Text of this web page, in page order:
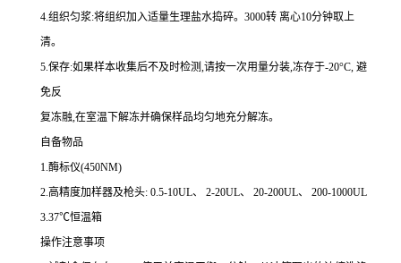
4.组织匀浆:将组织加入适量生理盐水捣碎。 3000转 离心10分钟取上
清。
5.保存:如果样本收集后不及时检测,请按一次用量分装,冻存于-20°C, 避
免反
复冻融,在室温下解冻并确保样品均匀地充分解冻。
自备物品
1.酶标仪(450NM)
2.高精度加样器及枪头: 0.5-10UL、 2-20UL、 20-200UL、 200-1000UL
3.37℃恒温箱
操作注意事项